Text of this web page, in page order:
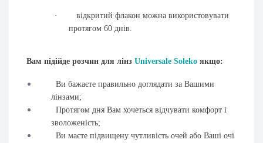
·
відкритий флакон можна використовувати
протягом 60 днів.
Вам підійде розчин для лінз Universale Soleko якщо:
Ви бажаєте правильно доглядати за Вашими
лінзами;
Протягом дня Вам хочеться відчувати комфорт і
зволоженість;
Ви маєте підвищену чутливість очей або Ваші очі